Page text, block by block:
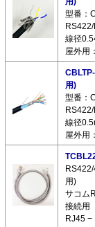
型番：
線径
屋外用
用)
型番：
線径
屋外用
用)
サコム
接続
RJ45 −